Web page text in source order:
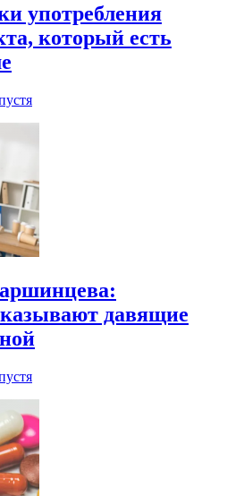
употребления
который есть
давящие